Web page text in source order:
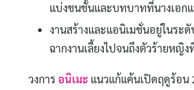
แบ่งชนชั้นและบทบาทที่นางเอก
งานสร้างและแอนิเมชั่นอยู่ในระ
ฉากงานเลี้ยงไปจนถึงตัวร้ายหญิ
วงการ อนิเมะ แนวแก้แค้นเปิดฤดูร้อน